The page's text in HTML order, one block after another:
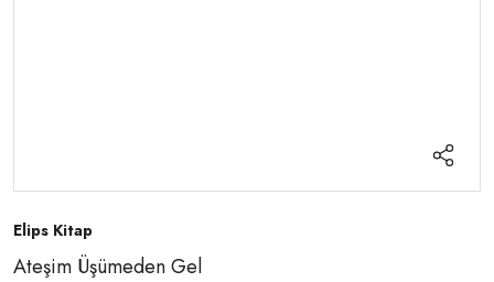
Elips Kitap
Ateşim Üşümeden Gel